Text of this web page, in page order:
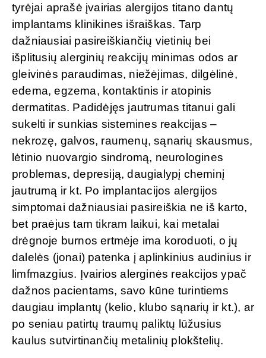
tyrėjai aprašė įvairias alergijos titano dantų
implantams klinikines išraiškas. Tarp
dažniausiai pasireiškiančių vietinių bei
išplitusių alerginių reakcijų minimas odos ar
gleivinės paraudimas, niežėjimas, dilgėlinė,
edema, egzema, kontaktinis ir atopinis
dermatitas. Padidėjęs jautrumas titanui gali
sukelti ir sunkias sistemines reakcijas –
nekrozę, galvos, raumenų, sąnarių skausmus,
lėtinio nuovargio sindromą, neurologines
problemas, depresiją, daugialypį cheminį
jautrumą ir kt. Po implantacijos alergijos
simptomai dažniausiai pasireiškia ne iš karto,
bet praėjus tam tikram laikui, kai metalai
drėgnoje burnos ertmėje ima koroduoti, o jų
dalelės (jonai) patenka į aplinkinius audinius ir
limfmazgius. Įvairios alerginės reakcijos ypač
dažnos pacientams, savo kūne turintiems
daugiau implantų (kelio, klubo sąnarių ir kt.), ar
po seniau patirtų traumų paliktų lūžusius
kaulus sutvirtinančių metalinių plokštelių.